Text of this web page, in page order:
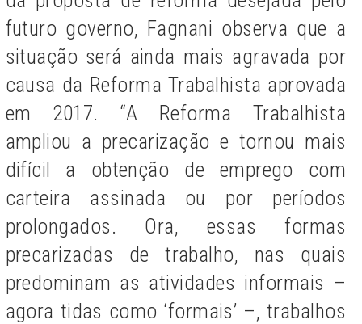
futuro governo, Fagnani observa que a
situação será ainda mais agravada por
causa da Reforma Trabalhista aprovada
em 2017. “A Reforma Trabalhista
ampliou a precarização e tornou mais
difícil a obtenção de emprego com
carteira assinada ou por períodos
prolongados. Ora, essas formas
precarizadas de trabalho, nas quais
predominam as atividades informais –
agora tidas como ‘formais’ –, trabalhos